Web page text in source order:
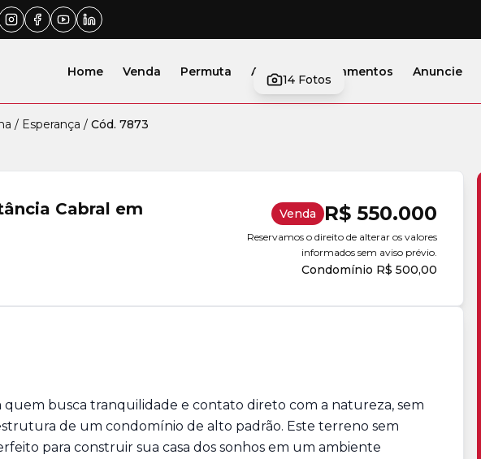
Home Venda Permuta Alugar Lançamentos Anuncie
14 Fotos
/ Esperança / Cód. 7873
Cabral em
Venda R$ 550.000
Reservamos o direito de alterar os valores
informados sem aviso prévio.
Condomínio R$ 500,00
busca tranquilidade e contato direto com a natureza, sem
de um condomínio de alto padrão. Este terreno sem
para construir sua casa dos sonhos em um ambiente